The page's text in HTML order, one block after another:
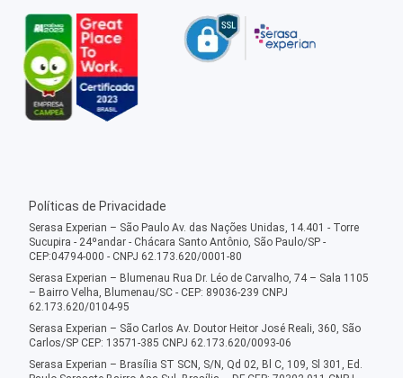
Políticas de Privacidade
Serasa Experian – São Paulo Av. das Nações Unidas, 14.401 - Torre
Sucupira - 24ºandar - Chácara Santo Antônio, São Paulo/SP -
CEP:04794-000 - CNPJ 62.173.620/0001-80
Serasa Experian – Blumenau Rua Dr. Léo de Carvalho, 74 – Sala 1105
– Bairro Velha, Blumenau/SC - CEP: 89036-239 CNPJ
62.173.620/0104-95
Serasa Experian – São Carlos Av. Doutor Heitor José Reali, 360, São
Carlos/SP CEP: 13571-385 CNPJ 62.173.620/0093-06
Serasa Experian – Brasília ST SCN, S/N, Qd 02, Bl C, 109, Sl 301, Ed.